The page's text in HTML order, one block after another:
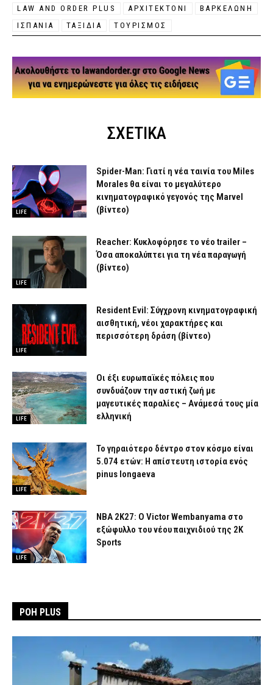
LAW AND ORDER PLUS ΑΡΧΙΤΕΚΤΟΝΙ
ΒΑΡΚΕΛΩΝΗ
ΙΣΠΑΝΙΑ
ΤΑΞΙΔΙΑ ΤΟΥΡΙΣΜΌΣ
ΣΧΕΤΙΚΑ
LIFE
Spider-Man: Γιατί η νέα ταινία του Miles
Morales θα είναι το μεγαλύτερο
κινηματογραφικό γεγονός της Marvel
(βίντεο)
LIFE
Reacher: Κυκλοφόρησε το νέο trailer –
Όσα αποκαλύπτει για τη νέα παραγωγή
(βίντεο)
LIFE
Resident Evil: Σύγχρονη κινηματογραφική
αισθητική, νέοι χαρακτήρες και
περισσότερη δράση (βίντεο)
LIFE
Οι έξι ευρωπαϊκές πόλεις που
συνδυάζουν την αστική ζωή με
μαγευτικές παραλίες – Ανάμεσά τους μία
ελληνική
LIFE
Το γηραιότερο δέντρο στον κόσμο είναι
5.074 ετών: Η απίστευτη ιστορία ενός
pinus longaeva
LIFE
NBA 2K27: Ο Victor Wembanyama στο
εξώφυλλο του νέου παιχνιδιού της 2K
Sports
ΡΟΗ PLUS